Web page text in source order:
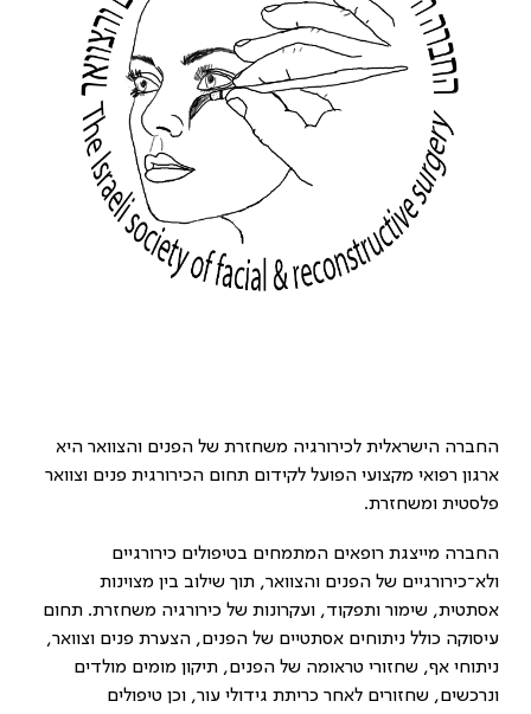
החברה הישראלית לכירורגיה משחזרת של הפנים והצוואר היא
ארגון רפואי מקצועי הפועל לקידום תחום הכירורגית פנים וצוואר
פלסטית ומשחזרת.
החברה מייצגת רופאים המתמחים בטיפולים כירורגיים
ולא־כירורגיים של הפנים והצוואר, תוך שילוב בין מצוינות
אסתטית, שימור ותפקוד, ועקרונות של כירורגיה משחזרת. תחום
עיסוקה כולל ניתוחים אסתטיים של הפנים, הצערת פנים וצוואר,
ניתוחי אף, שחזורי טראומה של הפנים, תיקון מומים מולדים
ונרכשים, שחזורים לאחר כריתת גידולי עור, וכן טיפולים